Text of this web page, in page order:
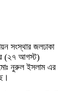
সংস্থার জলঢাকা
(২৭ আগস্ট)
মোঃ নুরুল ইসলাম এর